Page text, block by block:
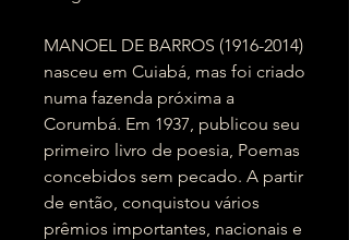
MANOEL DE BARROS (1916-2014)
nasceu em Cuiabá, mas foi criado
numa fazenda próxima a
Corumbá. Em 1937, publicou seu
primeiro livro de poesia, Poemas
concebidos sem pecado. A partir
de então, conquistou vários
prêmios importantes, nacionais e